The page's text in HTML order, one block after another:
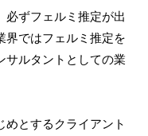
必ずフェルミ推定が出
界ではフェルミ推定を
サルタントとしての業
めとするクライアント